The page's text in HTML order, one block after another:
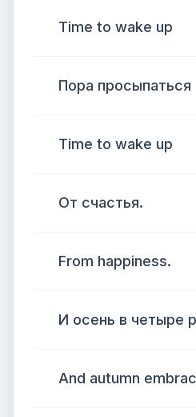
Time to wake up
Пора просыпаться
Time to wake up
От счастья.
From happiness.
И осень в четыре
And autumn